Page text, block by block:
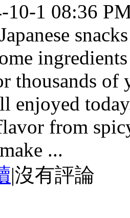
10-1 08:36
thousands of
enjoyed
from
...
|沒有評論